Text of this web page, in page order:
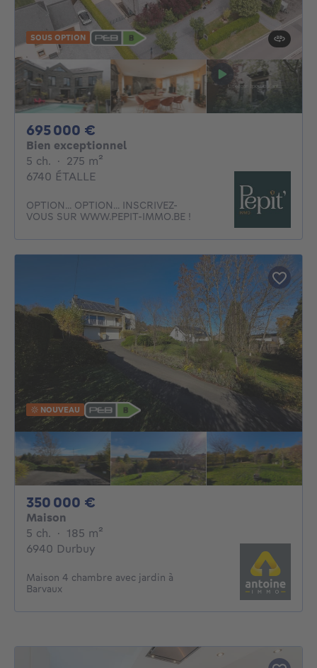
SOUS OPTION
695 000 €
Bien exceptionnel
5 ch. 5 chambres
· 275 m²
6740 ÉTALLE
OPTION... OPTION... INSCRIVEZ-
VOUS SUR WWW.PEPIT-IMMO.BE !
NOUVEAU
350 000 €
Maison
5 ch. 5 chambres
· 185 m²
6940 Durbuy
Maison 4 chambre avec jardin à
Barvaux